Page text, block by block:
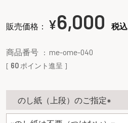
販売価格： ¥6,000 税込
商品番号 me-ome-040
[ 60 ポイント進呈 ]
のし紙（上段）のご指定
(